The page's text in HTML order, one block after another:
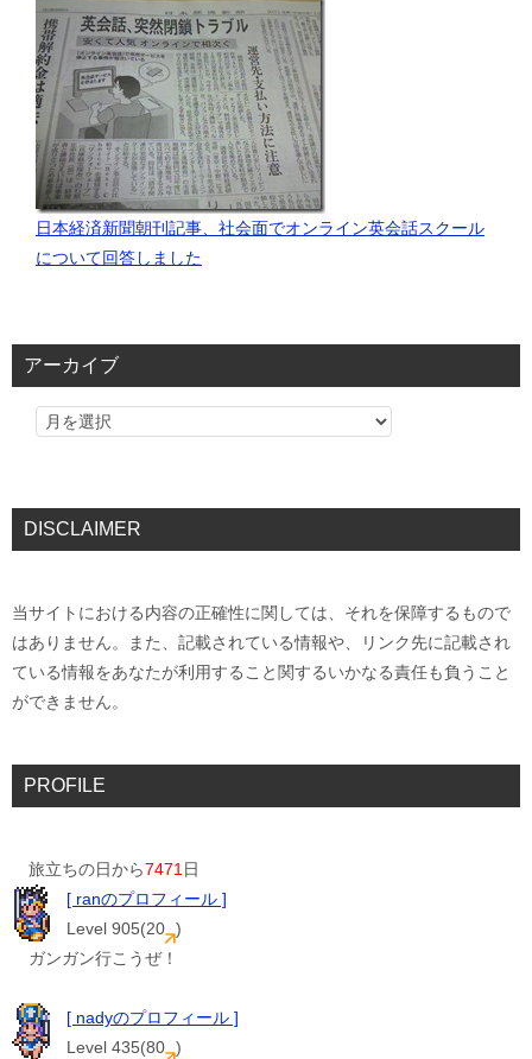
日本経済新聞朝刊記事、社会面でオンライン英会話スクール
について回答しました
アーカイブ
DISCLAIMER
当サイトにおける内容の正確性に関しては、それを保障するもので
はありません。また、記載されている情報や、リンク先に記載され
ている情報をあなたが利用すること関するいかなる責任も負うこと
ができません。
PROFILE
旅立ちの日から7471日
[ ranのプロフィール ]
Level 905(20 )
ガンガン行こうぜ！
[ nadyのプロフィール ]
Level 435(80 )